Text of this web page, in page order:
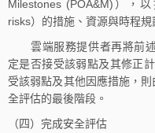
Milestones (POA&M)），
risks）的措施、資源與時程規
雲端服務提供者再將前述
定是否接受該弱點及其修正
受該弱點及其他因應措施，
全評估的最後階段。
（四）完成安全評估